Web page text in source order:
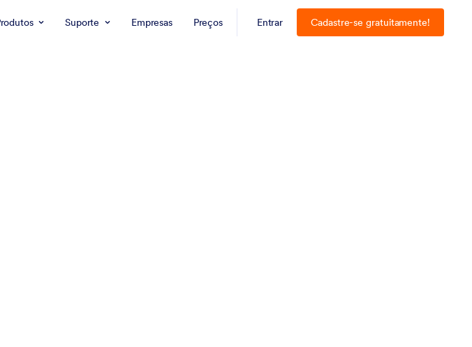
Suporte Empresas Preços Entrar Cadastre-se gratuitamente!